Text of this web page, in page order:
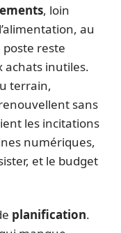
, loin
au
reste
inutiles.
terrain,
sans
les incitations
numériques,
et le budget
planification.